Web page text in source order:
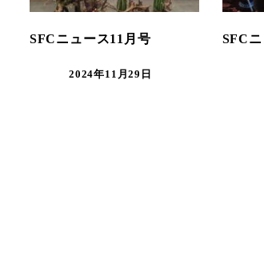
SFCニュース11月号
2024年11月29日
SFC